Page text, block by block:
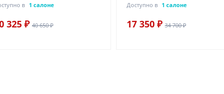
в 1 салоне
325 ₽ 40 650 ₽
Доступно в 1 салоне
17 350 ₽ 34 700 ₽